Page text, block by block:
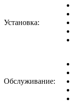
Установка:
Обслуживание: